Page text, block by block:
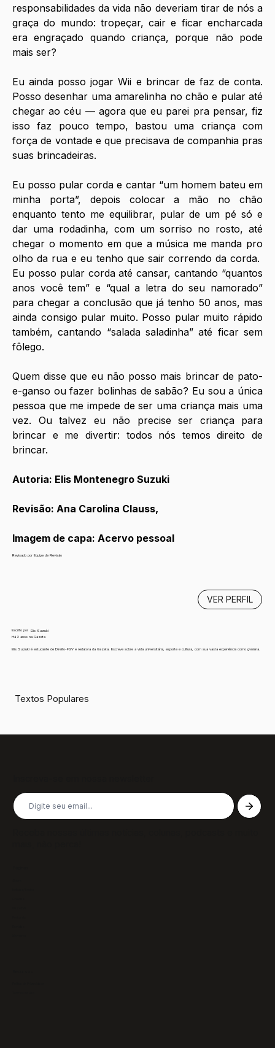
responsabilidades da vida não deveriam tirar de nós a
graça do mundo: tropeçar, cair e ficar encharcada
era engraçado quando criança, porque não pode
mais ser?
Eu ainda posso jogar Wii e brincar de faz de conta.
Posso desenhar uma amarelinha no chão e pular até
chegar ao céu — agora que eu parei pra pensar, fiz
isso faz pouco tempo, bastou uma criança com
força de vontade e que precisava de companhia pras
suas brincadeiras.
Eu posso pular corda e cantar “um homem bateu em
minha porta”, depois colocar a mão no chão
enquanto tento me equilibrar, pular de um pé só e
dar uma rodadinha, com um sorriso no rosto, até
chegar o momento em que a música me manda pro
olho da rua e eu tenho que sair correndo da corda.
Eu posso pular corda até cansar, cantando “quantos
anos você tem” e “qual a letra do seu namorado”
para chegar a conclusão que já tenho 50 anos, mas
ainda consigo pular muito. Posso pular muito rápido
também, cantando “salada saladinha” até ficar sem
fôlego.
Quem disse que eu não posso mais brincar de pato-
e-ganso ou fazer bolinhas de sabão? Eu sou a única
pessoa que me impede de ser uma criança mais uma
vez. Ou talvez eu não precise ser criança para
brincar e me divertir: todos nós temos direito de
brincar.
Autoria: Elis Montenegro Suzuki
Revisão: Ana Carolina Clauss,
Imagem de capa: Acervo pessoal
Revisado por Equipe de Revisão
Escrito por
Elis Suzuki
Há 2 anos na Gazeta
Elis Suzuki é estudante de Direito-FGV e redatora da Gazeta. Escreve sobre a vida universitária, esporte e cultura, com sua vasta experiência como gvniana.
VER PERFIL
Textos Populares